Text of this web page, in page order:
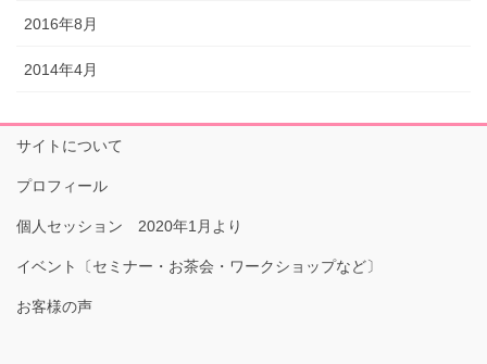
2016年8月
2014年4月
サイトについて
プロフィール
個人セッション 2020年1月より
イベント〔セミナー・お茶会・ワークショップなど〕
お客様の声